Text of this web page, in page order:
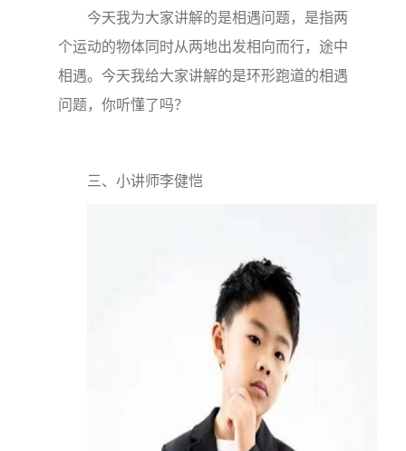
今天我为大家讲解的是相遇问题，是指两
个运动的物体同时从两地出发相向而行，途中
相遇。今天我给大家讲解的是环形跑道的相遇
问题，你听懂了吗？
三、小讲师李健恺